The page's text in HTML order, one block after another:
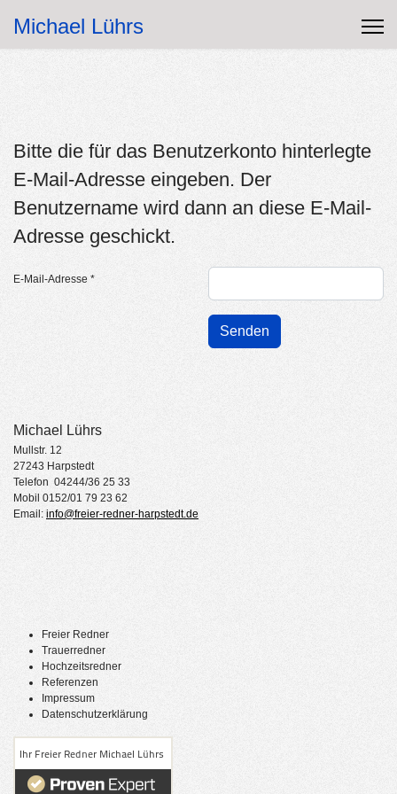
Michael Lührs
Bitte die für das Benutzerkonto hinterlegte
E-Mail-Adresse eingeben. Der
Benutzername wird dann an diese E-Mail-
Adresse geschickt.
E-Mail-Adresse *
Senden
Michael Lührs
Mullstr. 12
27243 Harpstedt
Telefon 04244/36 25 33
Mobil 0152/01 79 23 62
Email: info@freier-redner-harpstedt.de
Freier Redner
Trauerredner
Hochzeitsredner
Referenzen
Impressum
Datenschutzerklärung